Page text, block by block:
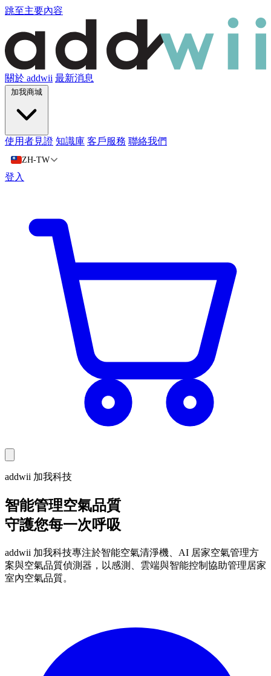
跳至主要內容
關於 addwii 最新消息
加我商城
使用者見證 知識庫 客戶服務 聯絡我們
ZH-TW
登入
addwii 加我科技
智能管理空氣品質
守護您每一次呼吸
addwii 加我科技專注於智能空氣清淨機、AI 居家空氣管理方
案與空氣品質偵測器，以感測、雲端與智能控制協助管理居家
室內空氣品質。